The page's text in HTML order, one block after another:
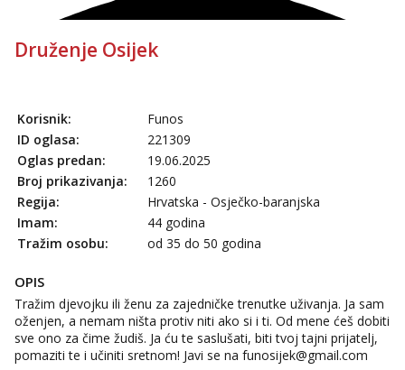
Druženje Osijek
Korisnik:
Funos
ID oglasa:
221309
Oglas predan:
19.06.2025
Broj prikazivanja:
1260
Regija:
Hrvatska - Osječko-baranjska
Imam:
44 godina
Tražim osobu:
od 35 do 50 godina
OPIS
Tražim djevojku ili ženu za zajedničke trenutke uživanja. Ja sam
oženjen, a nemam ništa protiv niti ako si i ti. Od mene ćeš dobiti
sve ono za čime žudiš. Ja ću te saslušati, biti tvoj tajni prijatelj,
pomaziti te i učiniti sretnom! Javi se na funosijek@gmail.com